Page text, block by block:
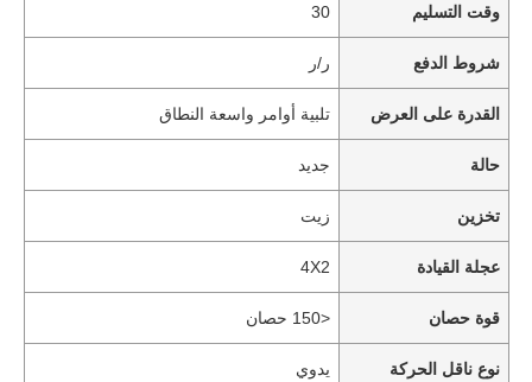
وقت التسليم 30
شروط الدفع ر/ر
القدرة على العرض تلبية أوامر واسعة النطاق
حالة جديد
تخزين زيت
عجلة القيادة 4X2
قوة حصان <150 حصان
نوع ناقل الحركة يدوي